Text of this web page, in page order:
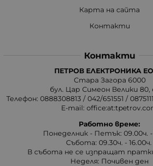
Карта на сайта
Контакти
Контакти
ПЕТРОВ ЕЛЕКТРОНИКА
Стара Загора 6000
бул. Цар Симеон Велики 80,
Телефон: 0888308813 / 042/651551 /
E-mail:
Работно време:
Понеделник - Петък: 09.00ч. -
Събота: 09.30ч. - 16.00ч.
В събота не се изпращат
Неделя: Почивен ден